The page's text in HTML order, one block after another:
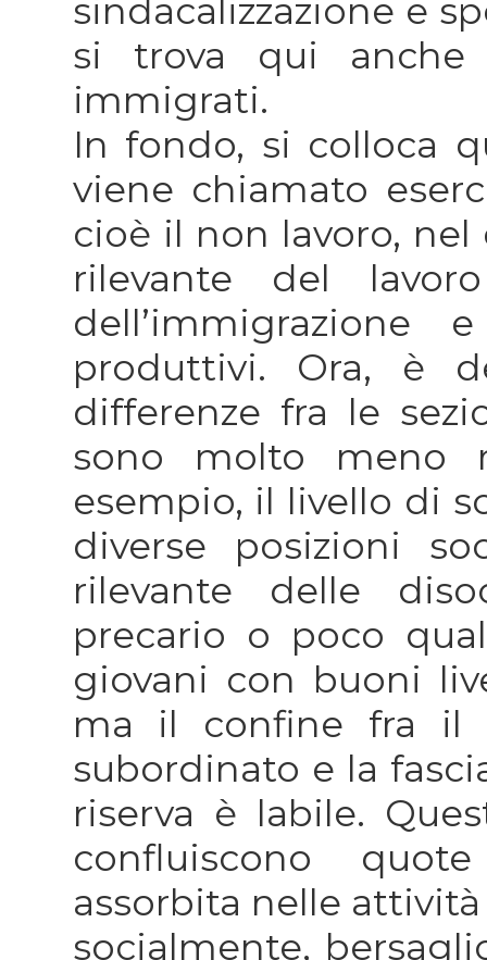
sindacalizzazione e
si trova qui anche
immigrati.
In fondo, si colloca
viene chiamato
cioè il non lavoro,
rilevante del
produttivi. Ora, è
differenze fra le
sono molto meno
esempio, il livello di
diverse posizioni
rilevante delle
precario o poco
giovani con buoni
ma il confine fra il
subordinato e la
riserva è labile.
confluiscono
assorbita nelle
socialmente,